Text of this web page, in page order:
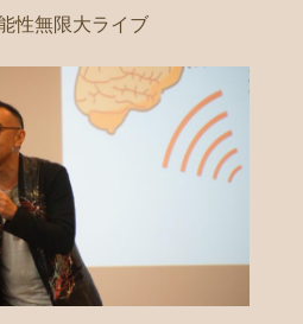
性無限大ライブ